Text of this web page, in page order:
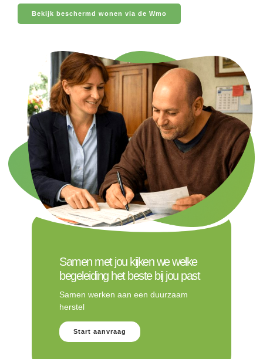
Bekijk beschermd wonen via de Wmo
Samen met jou kijken we welke
begeleiding het beste bij jou past
Samen werken aan een duurzaam
herstel
Start aanvraag